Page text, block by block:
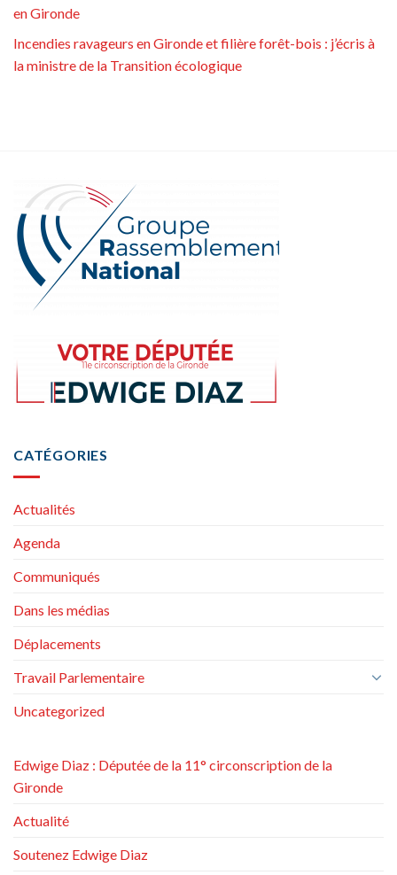
en Gironde
Incendies ravageurs en Gironde et filière forêt-bois : j’écris à
la ministre de la Transition écologique
CATÉGORIES
Actualités
Agenda
Communiqués
Dans les médias
Déplacements
Travail Parlementaire
Uncategorized
Edwige Diaz : Députée de la 11° circonscription de la
Gironde
Actualité
Soutenez Edwige Diaz